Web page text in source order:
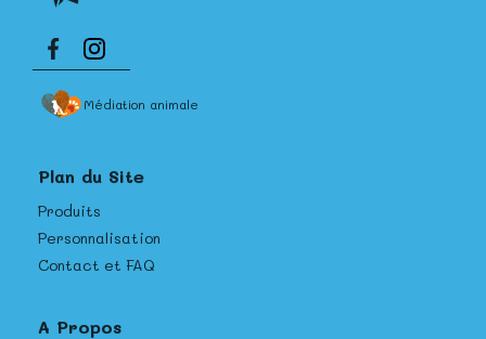
Médiation animale
Plan du Site
Produits
Personnalisation
Contact et FAQ
A Propos